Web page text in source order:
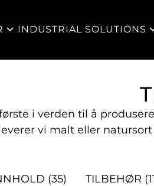
INDUSTRIAL SOLUTIONS
i verden til å
vi malt eller
(35) TILBEHØR